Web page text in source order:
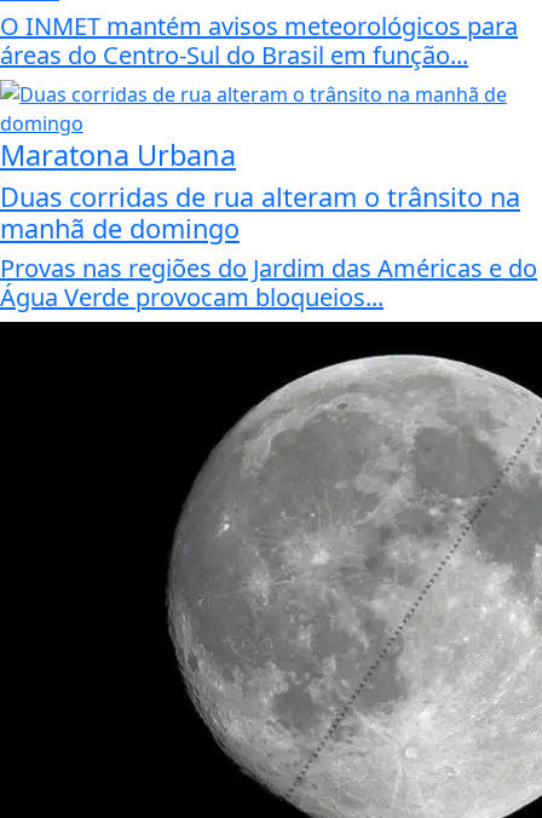
O INMET mantém avisos meteorológicos para
áreas do Centro-Sul do Brasil em função...
Maratona Urbana
Duas corridas de rua alteram o trânsito na
manhã de domingo
Provas nas regiões do Jardim das Américas e do
Água Verde provocam bloqueios...